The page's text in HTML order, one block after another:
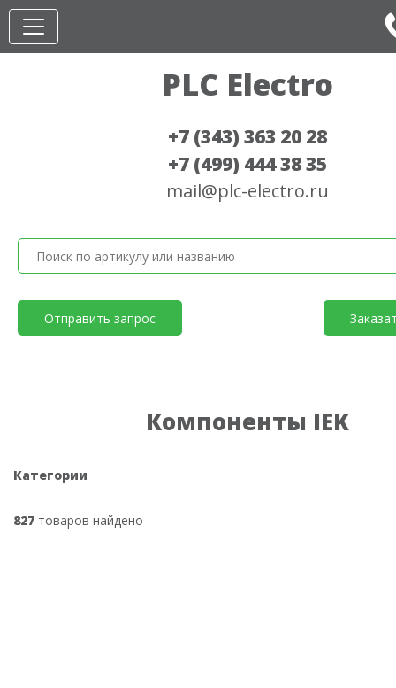
PLC Electro
+7 (343) 363 20 28
+7 (499) 444 38 35
mail@plc-electro.ru
Отправить запрос
Компоненты IEK
Категории
827 товаров найдено